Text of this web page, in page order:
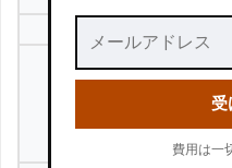
倉
サ
越
携
C・
系／
受
費用は一